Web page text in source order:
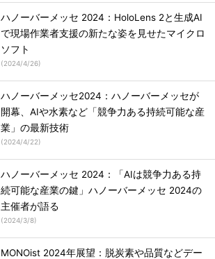
ハノーバーメッセ 2024：HoloLens 2と生成AI
で現場作業者支援の新たな姿を見せたマイクロ
ソフト
(2024/4/26)
ハノーバーメッセ2024：ハノーバーメッセが
開幕、AIや水素など「競争力ある持続可能な産
業」の最新技術
(2024/4/22)
ハノーバーメッセ 2024：「AIは競争力ある持
続可能な産業の鍵」ハノーバーメッセ 2024の
主催者が語る
(2024/3/8)
MONOist 2024年展望：脱炭素や品質などデー